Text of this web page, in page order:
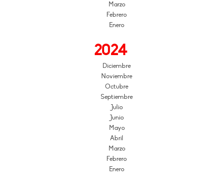
Marzo
Febrero
Enero
2024
Diciembre
Noviembre
Octubre
Septiembre
Julio
Junio
Mayo
Abril
Marzo
Febrero
Enero